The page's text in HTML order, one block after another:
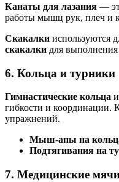
Канаты для лазания —
работы мышц рук, плеч и
Скакалки используются
скакалки для
6. Кольца и турники
Гимнастические кольца и
гибкости и координации.
упражнений.
Мыш-апы на
Подтягивания на
7. Медицинские